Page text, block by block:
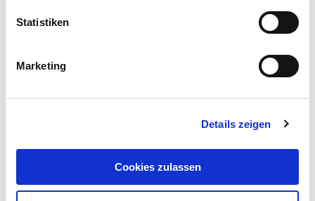
Statistiken
Marketing
Details zeigen
Cookies zulassen